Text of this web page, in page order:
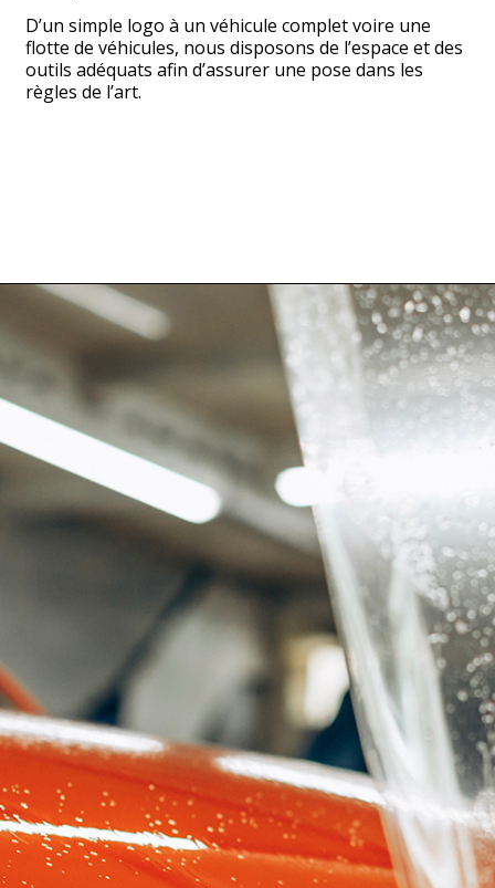
D’un simple logo à un véhicule complet voire une
flotte de véhicules, nous disposons de l’espace et des
outils adéquats afin d’assurer une pose dans les
règles de l’art.